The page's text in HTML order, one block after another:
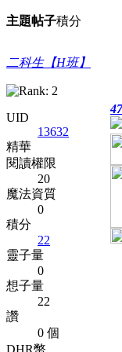
主題帖子積分
二科生【H班】
UID
13632
精華
閱讀權限
20
魔法資質
0
積分
22
靈子量
0
想子量
22
讚
0 個
DHR幣
47